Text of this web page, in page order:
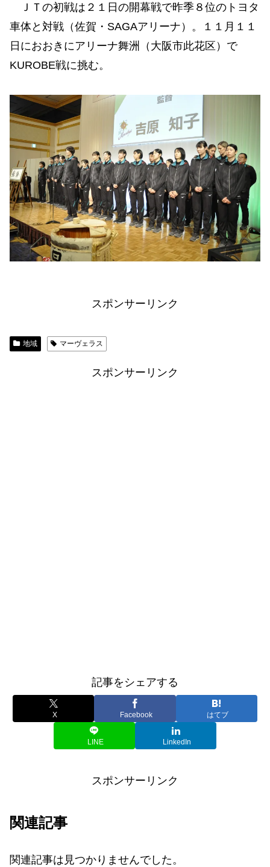
ＪＴの初戦は２１日の開幕戦で昨季８位のトヨタ
車体と対戦（佐賀・SAGAアリーナ）。１１月１１
日におおきにアリーナ舞洲（大阪市此花区）で
KUROBE戦に挑む。
スポンサーリンク
地域 マーヴェラス
スポンサーリンク
記事をシェアする
X Facebook はてブ
LINE LinkedIn
スポンサーリンク
関連記事
関連記事は見つかりませんでした。